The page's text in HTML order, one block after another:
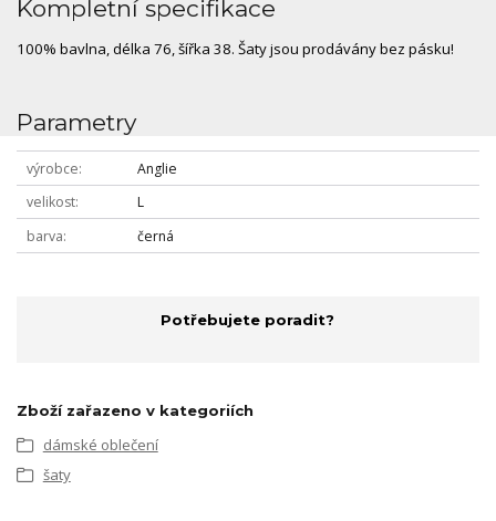
Kompletní specifikace
100% bavlna, délka 76, šířka 38. Šaty jsou prodávány bez pásku!
Parametry
výrobce
Anglie
velikost
L
barva
černá
Potřebujete poradit?
Zboží zařazeno v kategoriích
dámské oblečení
šaty